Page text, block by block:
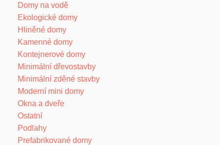
Domy na vodě
Ekologické domy
Hliněné domy
Kamenné domy
Kontejnerové domy
Minimální dřevostavby
Minimální zděné stavby
Moderní mini domy
Okna a dveře
Ostatní
Podlahy
Prefabrikované domy